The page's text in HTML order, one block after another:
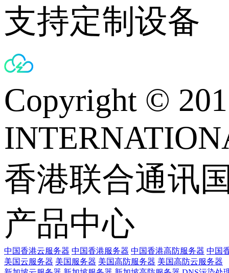
支持定制设备
Copyright ©
香港联合通讯
产品中心
中国香港云服务器 中国香港服务器 中国香港高防服务器 中国
美国云服务器 美国服务器 美国高防服务器 美国高防云服务器